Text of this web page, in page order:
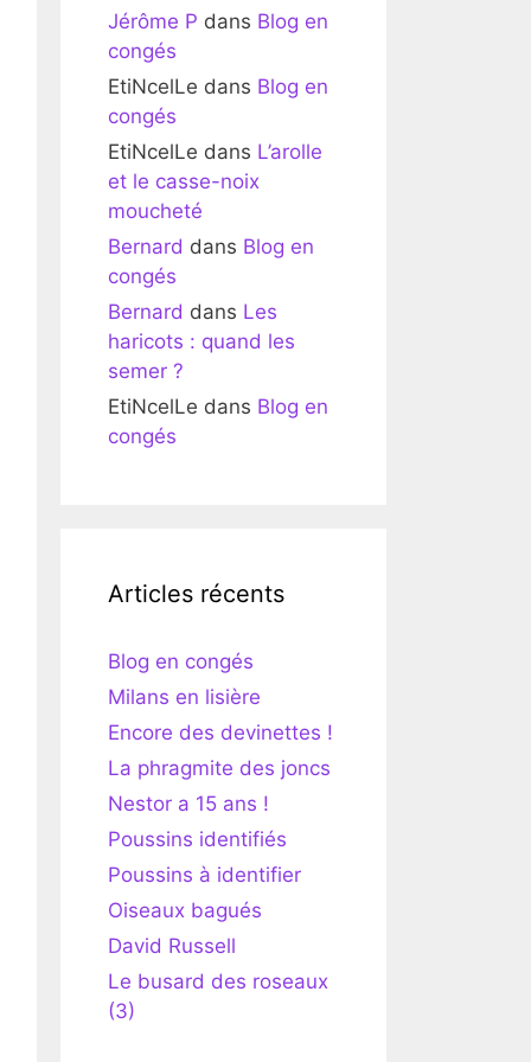
Jérôme P dans Blog en
congés
EtiNcelLe dans Blog en
congés
EtiNcelLe dans L’arolle
et le casse-noix
moucheté
Bernard dans Blog en
congés
Bernard dans Les
haricots : quand les
semer ?
EtiNcelLe dans Blog en
congés
Articles récents
Blog en congés
Milans en lisière
Encore des devinettes !
La phragmite des joncs
Nestor a 15 ans !
Poussins identifiés
Poussins à identifier
Oiseaux bagués
David Russell
Le busard des roseaux
(3)